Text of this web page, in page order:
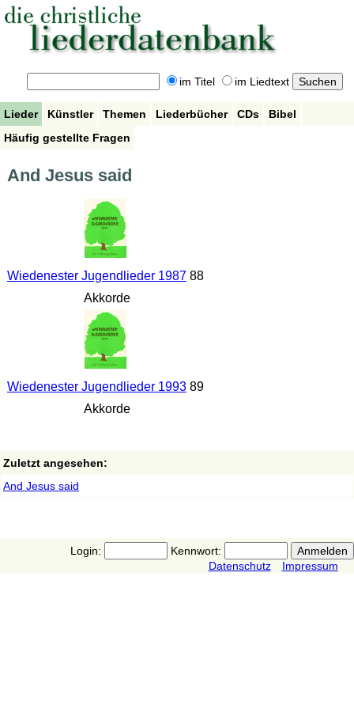
im Titel im Liedtext
Lieder Künstler Themen Liederbücher CDs
Bibel
Häufig gestellte Fragen
And Jesus said
Wiedenester Jugendlieder 198788
Akkorde
Wiedenester Jugendlieder 199389
Akkorde
Zuletzt angesehen:
And Jesus said
Login:
Kennwort:
Datenschutz
Impressum